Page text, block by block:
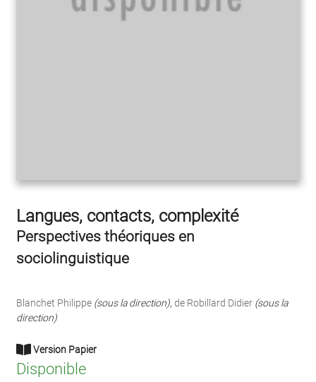
Langues, contacts, complexité
Perspectives théoriques en
sociolinguistique
Blanchet Philippe (sous la direction), de Robillard Didier (sous la
direction)
Version Papier
Disponible